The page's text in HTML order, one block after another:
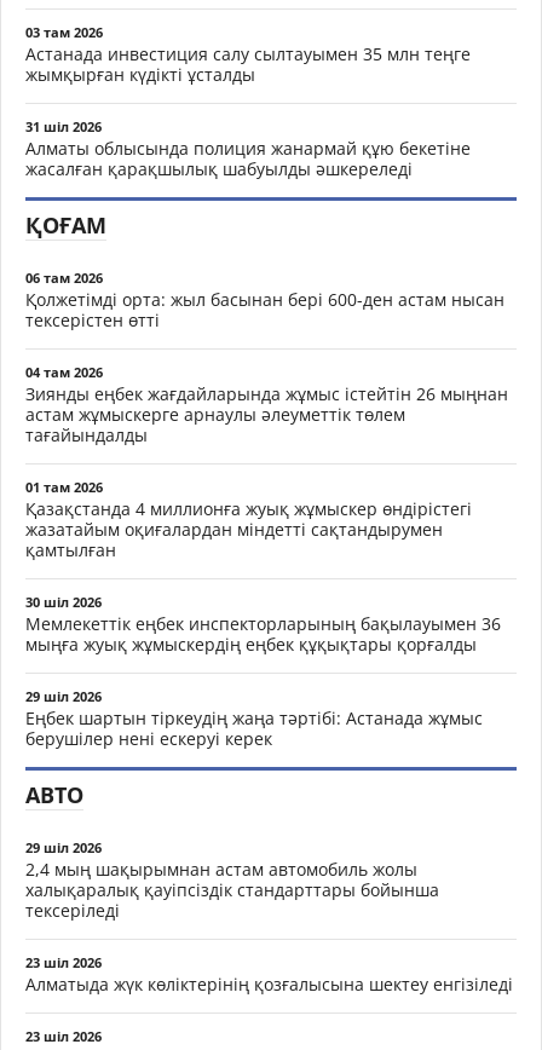
03 там 2026
Астанада инвестиция салу сылтауымен 35 млн теңге
жымқырған күдікті ұсталды
31 шіл 2026
Алматы облысында полиция жанармай құю бекетіне
жасалған қарақшылық шабуылды әшкереледі
ҚОҒАМ
06 там 2026
Қолжетімді орта: жыл басынан бері 600-ден астам нысан
тексерістен өтті
04 там 2026
Зиянды еңбек жағдайларында жұмыс істейтін 26 мыңнан
астам жұмыскерге арнаулы әлеуметтік төлем
тағайындалды
01 там 2026
Қазақстанда 4 миллионға жуық жұмыскер өндірістегі
жазатайым оқиғалардан міндетті сақтандырумен
қамтылған
30 шіл 2026
Мемлекеттік еңбек инспекторларының бақылауымен 36
мыңға жуық жұмыскердің еңбек құқықтары қорғалды
29 шіл 2026
Еңбек шартын тіркеудің жаңа тәртібі: Астанада жұмыс
берушілер нені ескеруі керек
АВТО
29 шіл 2026
2,4 мың шақырымнан астам автомобиль жолы
халықаралық қауіпсіздік стандарттары бойынша
тексеріледі
23 шіл 2026
Алматыда жүк көліктерінің қозғалысына шектеу енгізіледі
23 шіл 2026